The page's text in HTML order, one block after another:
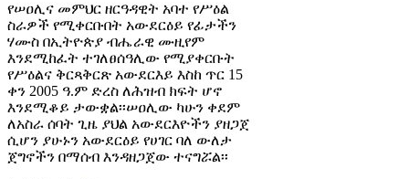
የሠዐሊና መምህር ዘርዓዳዊት አባተ የሥዕል
ስራዎች የሚቀርቡበት አውደርዕይ የፊታችን
ሃሙስ በኢትዮጵያ ብሔራዊ ሙዚየም
እንደሚከፈት ተገለፀሰዓሊው የሚያቀርቡት
የሥዕልና ቅርጻቅርጽ አውደርእይ እስከ ጥር 15
ቀን 2005 ዓ.ም ድረስ ለሕዝብ ክፍት ሆኖ
እንደሚቆይ ታውቋል፡፡ሠዐሊው ካሁን ቀደም
ለአስራ ሰባት ጊዜ ያህል አውደርእዮችን ያዘጋጀ
ሲሆን ያሁኑን አውደርዕይ የሀገር ባለ ውለታ
ጀግኖችን በማሰብ እንዳዘጋጀው ተናግሯል፡፡